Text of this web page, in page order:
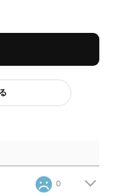
0